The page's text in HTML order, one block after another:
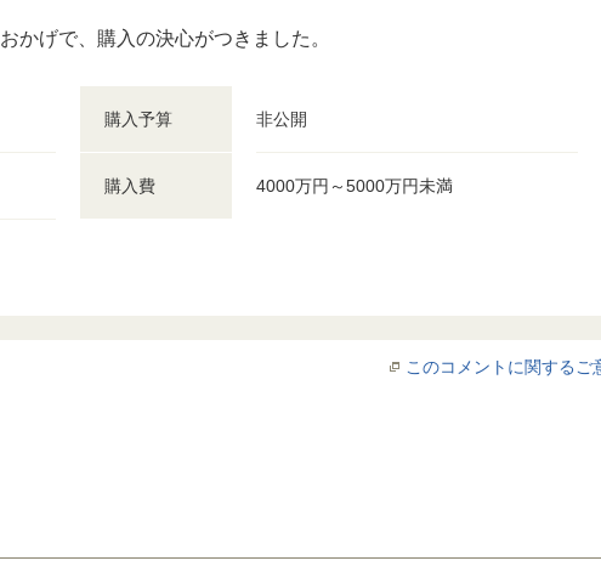
かげで、購入の決心がつきました。
購入予算 非公開
購入費 4000万円～5000万円未満
このコメントに関するご